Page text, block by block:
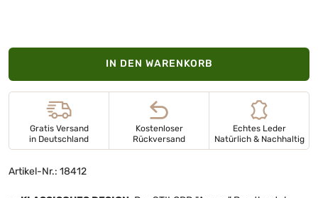
IN DEN WARENKORB
Gratis Versand
in Deutschland
Kostenloser
Rückversand
Echtes Leder
Natürlich & Nachhaltig
Artikel-Nr.: 18412